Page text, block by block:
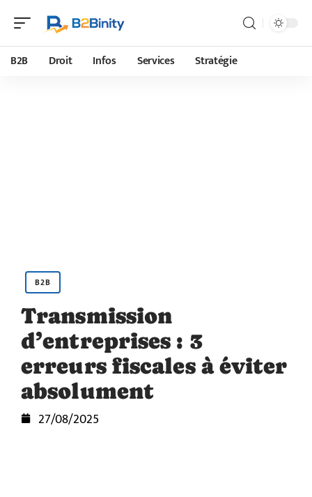
B2B Droit Infos Services Stratégie
B2B
Transmission
d’entreprises : 3
erreurs fiscales à éviter
absolument
27/08/2025